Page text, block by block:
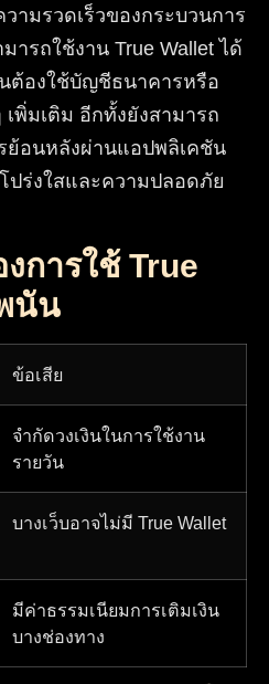
ามรวดเร็วของกระบวนการ
ารถใช้งาน True Wallet ได้
ต้องใช้บัญชีธนาคารหรือ
เพิ่มเติม อีกทั้งยังสามารถ
ย้อนหลังผ่านแอปพลิเคชัน
ปร่งใสและความปลอดภัย
การใช้ True
นัน
ข้อเสีย
จำกัดวงเงินในการใช้งาน
รายวัน
บางเว็บอาจไม่มี True Wallet
มีค่าธรรมเนียมการเติมเงิน
บางช่องทาง